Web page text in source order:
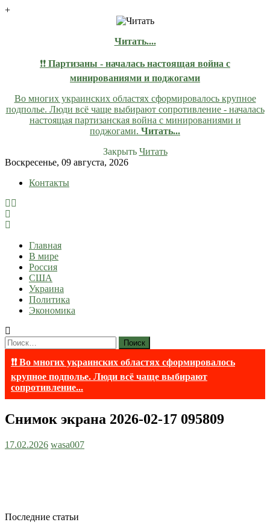
+
Читать....
❗❗ Партизаны - началась настоящая война с
минированиями и поджогами
Во многих украинских областях сформировалось крупное
подполье. Люди всё чаще выбирают сопротивление - началась
настоящая партизанская война с минированиями и
поджогами. Читать...
Закрыть Читать
Skip
content
Воскресенье, 09 августа, 2026
Контакты
lentaruss
lentaruss — Новости
Главная
В мире
Россия
США
Украина
Политика
Экономика
Найти:
❗❗ Во многих украинских областях сформировалось
крупное подполье. Люди всё чаще выбирают
сопротивление...
Снимок экрана 2026-02-17 095809
17.02.2026 wasa007
Последние статьи